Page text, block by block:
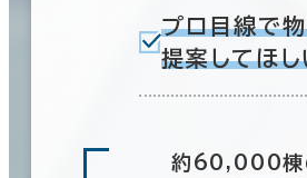
プロ目線で
提案してほし
約60,000棟